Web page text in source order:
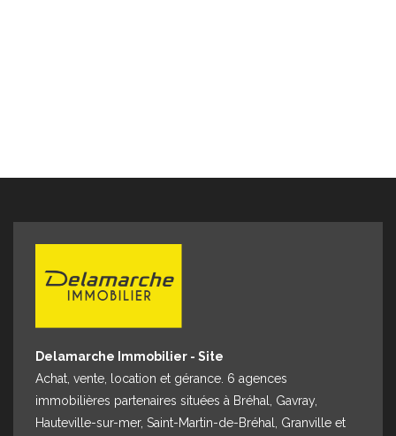
Hauteville-sur-mer, 1 avenue de l'Aumesle ou au 02 33 46
Delamarche Immobilier - Site
Achat, vente, location et gérance. 6 agences
immobilières partenaires situées à Bréhal, Gavray,
Hauteville-sur-mer, Saint-Martin-de-Bréhal, Granville et